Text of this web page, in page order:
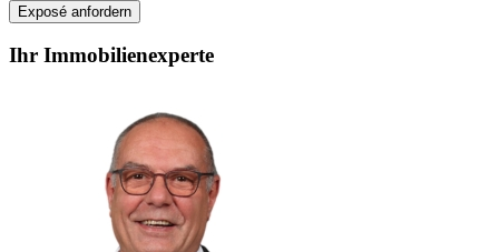
Exposé anfordern
Ihr Immobilienexperte